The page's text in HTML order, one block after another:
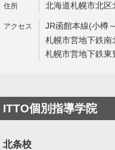
北海道札幌市北区
JR函館本線(小樽
札幌市営地下鉄
札幌市営地下鉄
ITTO個別指導学院
北条校